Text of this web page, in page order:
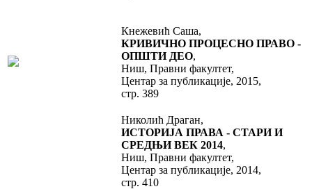
Кнежевић Саша,
КРИВИЧНО ПРОЦЕСНО ПРАВО -
ОПШТИ ДЕО,
Ниш, Правни факултет,
Центар за публикације, 2015,
стр. 389
Николић Драган,
ИСТОРИЈА ПРАВА - СТАРИ И
СРЕДЊИ ВЕК 2014,
Ниш, Правни факултет,
Центар за публикације, 2014,
стр. 410